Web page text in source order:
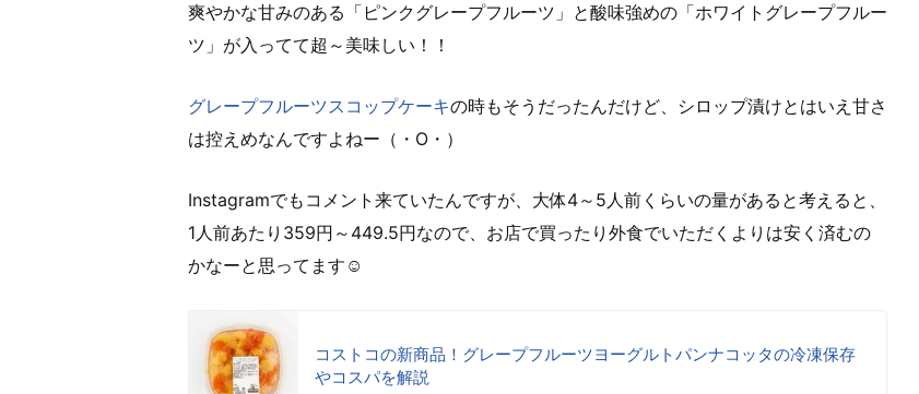
爽やかな甘みのある「ピンクグレープフルーツ」と酸味強めの「ホワイトグレープフルー
ツ」が入ってて超～美味しい！！
グレープフルーツスコップケーキの時もそうだったんだけど、シロップ漬けとはいえ甘さ
は控えめなんですよねー（・O・）
Instagramでもコメント来ていたんですが、大体4～5人前くらいの量があると考えると、
1人前あたり359円～449.5円なので、お店で買ったり外食でいただくよりは安く済むの
かなーと思ってます☺️
コストコの新商品！グレープフルーツヨーグルトパンナコッタの冷凍保存
やコスパを解説